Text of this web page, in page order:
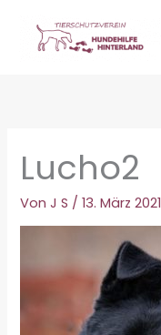
springen
Lucho2
VonJ S /13. März 2021